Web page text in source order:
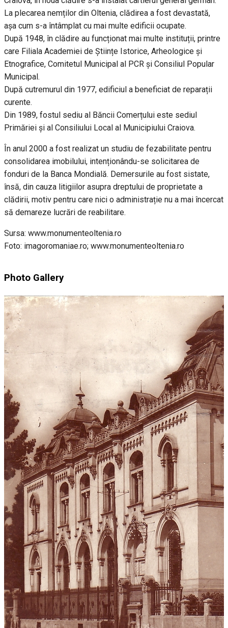
La plecarea nemților din Oltenia, clădirea a fost devastată,
așa cum s-a întâmplat cu mai multe edificii ocupate.
După 1948, în clădire au funcționat mai multe instituții, printre
care Filiala Academiei de Științe Istorice, Arheologice și
Etnografice, Comitetul Municipal al PCR și Consiliul Popular
Municipal.
După cutremurul din 1977, edificiul a beneficiat de reparații
curente.
Din 1989, fostul sediu al Băncii Comerțului este sediul
Primăriei și al Consiliului Local al Municipiului Craiova.
În anul 2000 a fost realizat un studiu de fezabilitate pentru
consolidarea imobilului, intenționându-se solicitarea de
fonduri de la Banca Mondială. Demersurile au fost sistate,
însă, din cauza litigiilor asupra dreptului de proprietate a
clădirii, motiv pentru care nici o administrație nu a mai încercat
să demareze lucrări de reabilitare.
Sursa: www.monumenteoltenia.ro
Foto: imagoromaniae.ro; www.monumenteoltenia.ro
Photo Gallery